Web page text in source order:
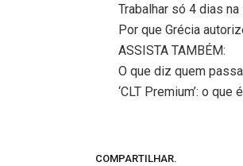
Trabalhar só 4 dias
Por que Grécia
ASSISTA TAMBÉM:
O que diz quem
‘CLT Premium’: o
COMPARTILHAR.